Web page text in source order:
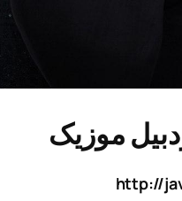
موزیک
http://